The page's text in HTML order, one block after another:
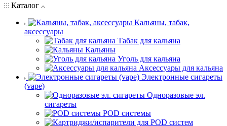
Каталог
Кальяны, табак,
аксессуары
Табак для кальяна
Кальяны
Уголь для кальяна
Аксессуары для кальяна
Электронные сигареты
(vape)
Одноразовые эл.
сигареты
POD системы